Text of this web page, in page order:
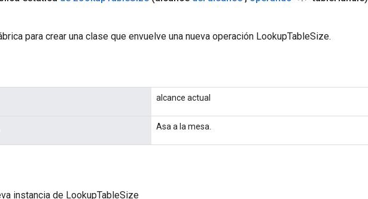
para crear una clase que envuelve una nueva operación LookupTableSize.
alcance actual
Asa a la mesa.
instancia de LookupTableSize